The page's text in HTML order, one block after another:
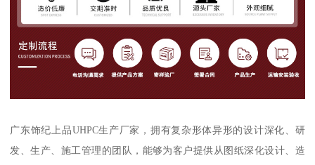
广东饰纪上品UHPC生产厂家，拥有复杂形体异形的设计深化、研
发、生产、施工管理的团队，能够为客户提供从图纸深化设计、造